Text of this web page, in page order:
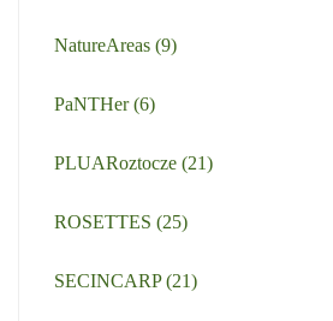
NatureAreas (9)
PaNTHer(6)
PLUARoztocze (21)
ROSETTES (25)
SECINCARP(21)